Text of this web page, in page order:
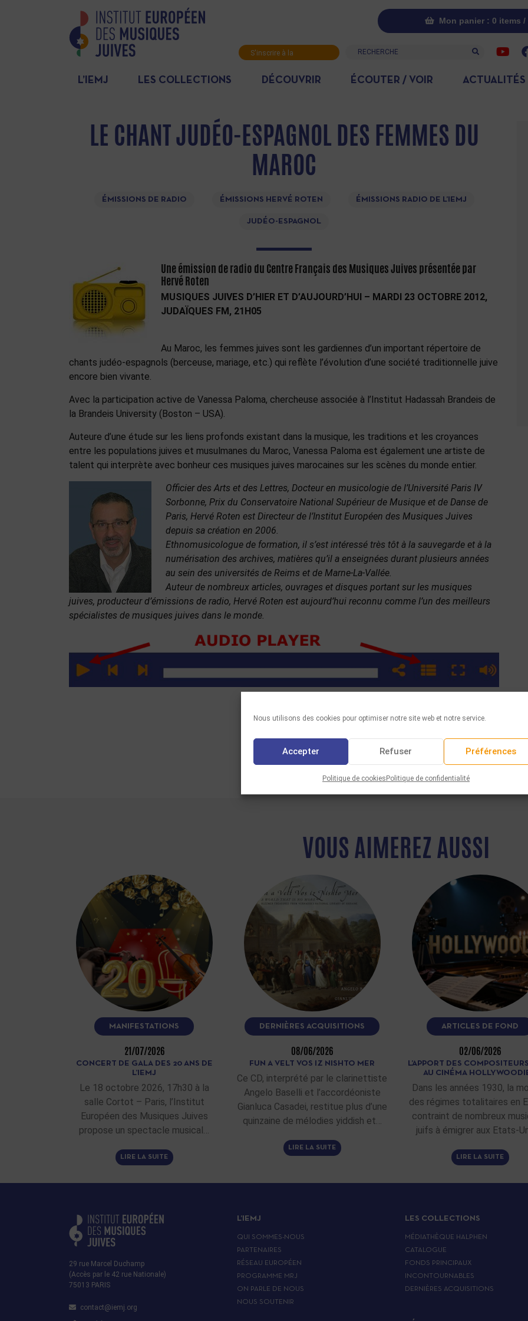
Nous utilisons des cookies pour optimiser notre site web et notre service.
Accepter Refuser Préférences
Politique de cookiesPolitique de confidentialité
Mon panier : 0 items /
S'inscrire à la
Recherche
L’IEMJ LES COLLECTIONS DÉCOUVRIR ÉCOUTER / VOIR ACTUALITÉS
LE CHANT JUDÉO-ESPAGNOL DES FEMMES DU
MAROC
ÉMISSIONS DE RADIO ÉMISSIONS HERVÉ ROTEN ÉMISSIONS RADIO DE L’IEMJ
JUDÉO-ESPAGNOL
Une émission de radio du Centre Français des Musiques Juives présentée par
Hervé Roten
MUSIQUES JUIVES D’HIER ET D’AUJOURD’HUI – MARDI 23 OCTOBRE 2012,
JUDAÏQUES FM, 21H05
Au Maroc, les femmes juives sont les gardiennes d’un important répertoire de
chants judéo-espagnols (berceuse, mariage, etc.) qui reflète l’évolution d’une société traditionnelle juive
encore bien vivante.
Avec la participation active de Vanessa Paloma, chercheuse associée à l’Institut Hadassah Brandeis de
la Brandeis University (Boston – USA).
Auteure d’une étude sur les liens profonds existant dans la musique, les traditions et les croyances
entre les populations juives et musulmanes du Maroc, Vanessa Paloma est également une artiste de
talent qui interprète avec bonheur ces musiques juives marocaines sur les scènes du monde entier.
Officier des Arts et des Lettres, Docteur en musicologie de l’Université Paris IV
Sorbonne, Prix du Conservatoire National Supérieur de Musique et de Danse de
Paris, Hervé Roten est Directeur de l’Institut Européen des Musiques Juives
depuis sa création en 2006.
Ethnomusicologue de formation, il s’est intéressé très tôt à la sauvegarde et à la
numérisation des archives, matières qu’il a enseignées durant plusieurs années
au sein des universités de Reims et de Marne-La-Vallée.
Auteur de nombreux articles, ouvrages et disques portant sur les musiques
juives, producteur d’émissions de radio, Hervé Roten est aujourd’hui reconnu comme l’un des meilleurs
spécialistes de musiques juives dans le monde.
Partager : Facebook
Twitter
WhatsApp
Email
VOUS AIMEREZ AUSSI
MANIFESTATIONS
21/07/2026
CONCERT DE GALA DES 20 ANS DE
L’IEMJ
Le 18 octobre 2026, 17h30 à la
salle Cortot – Paris, l’Institut
Européen des Musiques Juives
propose un spectacle musical…
LIRE LA SUITE
DERNIÈRES ACQUISITIONS
08/06/2026
FUN A VELT VOS IZ NISHTO MER
Ce CD, interprété par le clarinettiste
Angelo Baselli et l’accordéoniste
Gianluca Casadei, restitue plus d’une
quinzaine de mélodies yiddish et…
LIRE LA SUITE
ARTICLES DE FOND
02/06/2026
L’APPORT DES
AU CINÉMA
Dans les années 1930, la
des régimes totalitaires en
contraint de nombreux
juifs à émigrer aux Etats-
LIRE LA SUITE
29 rue Marcel Duchamp
(Accès par le 42 rue Nationale)
75013 PARIS
contact@iemj.org
L’IEMJ
QUI SOMMES-NOUS
PARTENAIRES
RÉSEAU EUROPÉEN
PROGRAMME MRJ
ON PARLE DE NOUS
NOUS SOUTENIR
LES COLLECTIONS
MÉDIATHÈQUE HALPHEN
CATALOGUE
FONDS PRINCIPAUX
INCONTOURNABLES
DERNIÈRES ACQUISITIONS